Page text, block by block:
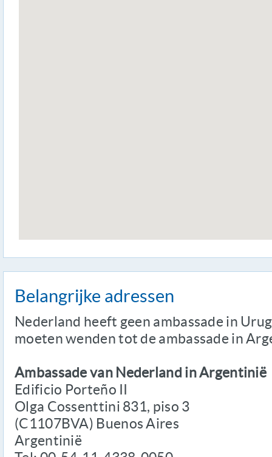
Belangrijke adressen
Nederland heeft geen ambassade in
moeten wenden tot de ambassade in
Ambassade van Nederland in Argentinië
Edificio Porteño II
Olga Cossenttini 831, piso 3
(C1107BVA) Buenos Aires
Argentinië